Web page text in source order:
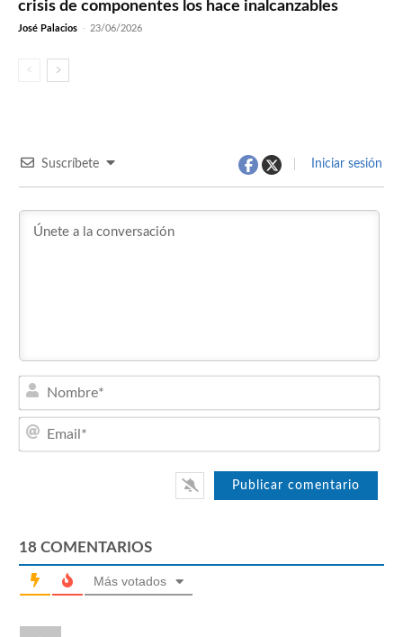
crisis de componentes los hace inalcanzables
José Palacios - 23/06/2026
Suscríbete Iniciar sesión
18 COMENTARIOS
Más votados